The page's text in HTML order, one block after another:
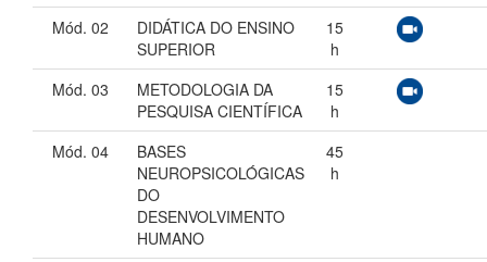
Mód. 02
DIDÁTICA DO ENSINO
SUPERIOR
15
h
Mód. 03
METODOLOGIA DA
PESQUISA CIENTÍFICA
15
h
Mód. 04
BASES
NEUROPSICOLÓGICAS
DO
DESENVOLVIMENTO
HUMANO
45
h